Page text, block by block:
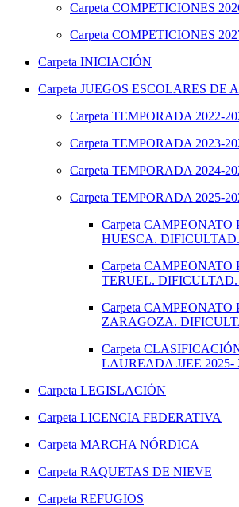
Carpeta COMPETICIONES
Carpeta COMPETICIONES
Carpeta INICIACIÓN
Carpeta JUEGOS ESCOLARES DE
Carpeta TEMPORADA 2022-
Carpeta TEMPORADA 2023-
Carpeta TEMPORADA 2024-
Carpeta TEMPORADA 2025-
Carpeta CAMPEONATO
HUESCA. DIFICULTAD.
Carpeta CAMPEONATO
TERUEL. DIFICULTAD.
Carpeta CAMPEONATO
ZARAGOZA.
Carpeta
LAUREADA JJEE 2025-
Carpeta LEGISLACIÓN
Carpeta LICENCIA FEDERATIVA
Carpeta MARCHA NÓRDICA
Carpeta RAQUETAS DE NIEVE
Carpeta REFUGIOS